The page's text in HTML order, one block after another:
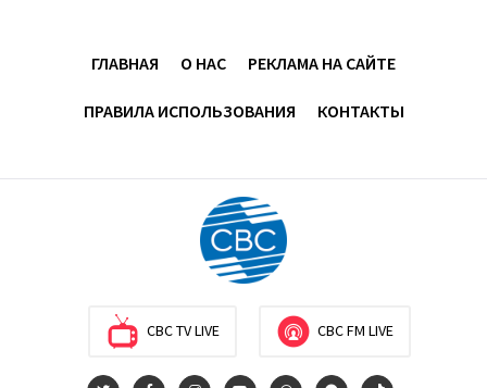
В Физулинском районе вспыхнул пожар на
открытой местности
Иран и Оман продолжают переговоры по
ГЛАВНАЯ О НАС РЕКЛАМА НА САЙТЕ
ПРАВИЛА ИСПОЛЬЗОВАНИЯ КОНТАКТЫ
CBC TV LIVE CBC FM LIVE